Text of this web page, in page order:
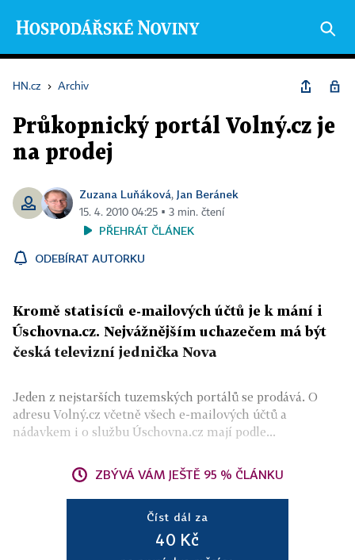
HN.cz › Archiv
Průkopnický portál Volný.cz je
na prodej
Zuzana Luňáková, Jan Beránek
15. 4. 2010 04:25 ▪ 3 min. čtení
PŘEHRÁT ČLÁNEK
ODEBÍRAT AUTORKU
Kromě statisíců e-mailových účtů je k mání i
Úschovna.cz. Nejvážnějším uchazečem má být
česká televizní jednička Nova
Jeden z nejstarších tuzemských portálů se prodává. O
adresu Volný.cz včetně všech e-mailových účtů a
nádavkem i o službu Úschovna.cz mají podle...
ZBÝVÁ VÁM JEŠTĚ 95 % ČLÁNKU
Číst dál za
40 Kč